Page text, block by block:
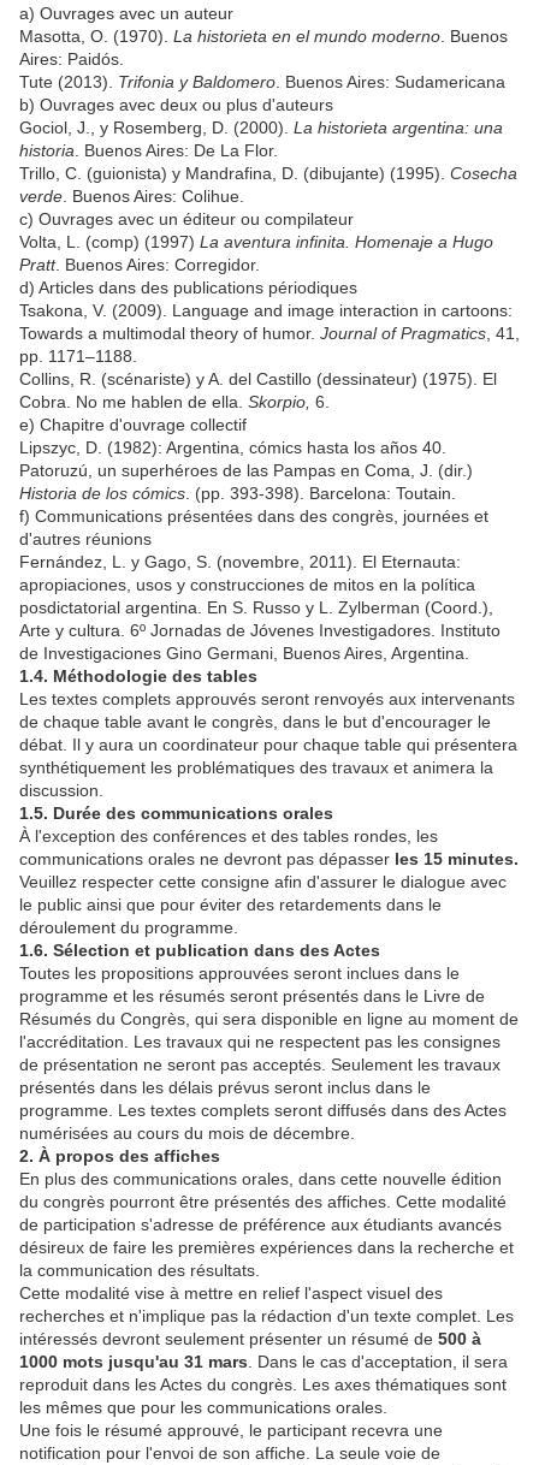
a) Ouvrages avec un auteur
Masotta, O. (1970). La historieta en el mundo moderno . Buenos
Aires: Paidós.
Tute (2013). Trifonia y Baldomero . Buenos Aires: Sudamericana
b) Ouvrages avec deux ou plus d'auteurs
Gociol, J., y Rosemberg, D. (2000). La historieta argentina: una
historia . Buenos Aires: De La Flor.
Trillo, C. (guionista) y Mandrafina, D. (dibujante) (1995). Cosecha
verde . Buenos Aires: Colihue.
c) Ouvrages avec un éditeur ou compilateur
Volta, L. (comp) (1997) La aventura infinita. Homenaje a Hugo
Pratt. Buenos Aires: Corregidor.
d) Articles dans des publications périodiques
Tsakona, V. (2009). Language and image interaction in cartoons:
Towards a multimodal theory of humor. Journal of Pragmatics , 41,
pp. 1171–1188.
Collins, R. (scénariste) y A. del Castillo (dessinateur) (1975). El
Cobra. No me hablen de ella. Skorpio, 6.
e) Chapitre d'ouvrage collectif
Lipszyc, D. (1982): Argentina, cómics hasta los años 40.
Patoruzú, un superhéroes de las Pampas en Coma, J. (dir.)
Historia de los cómics . (pp. 393-398). Barcelona: Toutain.
f) Communications présentées dans des congrès, journées et
d'autres réunions
Fernández, L. y Gago, S. (novembre, 2011). El Eternauta:
apropiaciones, usos y construcciones de mitos en la política
posdictatorial argentina. En S. Russo y L. Zylberman (Coord.),
Arte y cultura. 6º Jornadas de Jóvenes Investigadores. Instituto
de Investigaciones Gino Germani, Buenos Aires, Argentina.
1.4. Méthodologie des tables
Les textes complets approuvés seront renvoyés aux intervenants
de chaque table avant le congrès, dans le but d'encourager le
débat. Il y aura un coordinateur pour chaque table qui présentera
synthétiquement les problématiques des travaux et animera la
discussion.
1.5. Durée des communications orales
À l'exception des conférences et des tables rondes, les
communications orales ne devront pas dépasser les 15 minutes.
Veuillez respecter cette consigne afin d'assurer le dialogue avec
le public ainsi que pour éviter des retardements dans le
déroulement du programme.
1.6. Sélection et publication dans des Actes
Toutes les propositions approuvées seront inclues dans le
programme et les résumés seront présentés dans le Livre de
Résumés du Congrès, qui sera disponible en ligne au moment de
l'accréditation. Les travaux qui ne respectent pas les consignes
de présentation ne seront pas acceptés. Seulement les travaux
présentés dans les délais prévus seront inclus dans le
programme. Les textes complets seront diffusés dans des Actes
numérisées au cours du mois de décembre.
2. À propos des affiches
En plus des communications orales, dans cette nouvelle édition
du congrès pourront être présentés des affiches. Cette modalité
de participation s'adresse de préférence aux étudiants avancés
désireux de faire les premières expériences dans la recherche et
la communication des résultats.
Cette modalité vise à mettre en relief l'aspect visuel des
recherches et n'implique pas la rédaction d'un texte complet. Les
intéressés devront seulement présenter un résumé de 500 à
1000 mots jusqu'au 31 mars . Dans le cas d'acceptation, il sera
reproduit dans les Actes du congrès. Les axes thématiques sont
les mêmes que pour les communications orales.
Une fois le résumé approuvé, le participant recevra une
notification pour l'envoi de son affiche. La seule voie de